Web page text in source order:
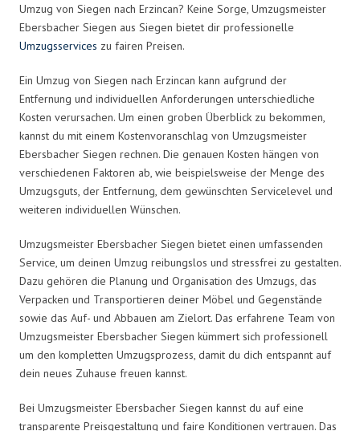
Umzug von Siegen nach Erzincan? Keine Sorge, Umzugsmeister
Ebersbacher Siegen aus Siegen bietet dir professionelle
Umzugsservices zu fairen Preisen.
Ein Umzug von Siegen nach Erzincan kann aufgrund der
Entfernung und individuellen Anforderungen unterschiedliche
Kosten verursachen. Um einen groben Überblick zu bekommen,
kannst du mit einem Kostenvoranschlag von Umzugsmeister
Ebersbacher Siegen rechnen. Die genauen Kosten hängen von
verschiedenen Faktoren ab, wie beispielsweise der Menge des
Umzugsguts, der Entfernung, dem gewünschten Servicelevel und
weiteren individuellen Wünschen.
Umzugsmeister Ebersbacher Siegen bietet einen umfassenden
Service, um deinen Umzug reibungslos und stressfrei zu gestalten.
Dazu gehören die Planung und Organisation des Umzugs, das
Verpacken und Transportieren deiner Möbel und Gegenstände
sowie das Auf- und Abbauen am Zielort. Das erfahrene Team von
Umzugsmeister Ebersbacher Siegen kümmert sich professionell
um den kompletten Umzugsprozess, damit du dich entspannt auf
dein neues Zuhause freuen kannst.
Bei Umzugsmeister Ebersbacher Siegen kannst du auf eine
transparente Preisgestaltung und faire Konditionen vertrauen. Das